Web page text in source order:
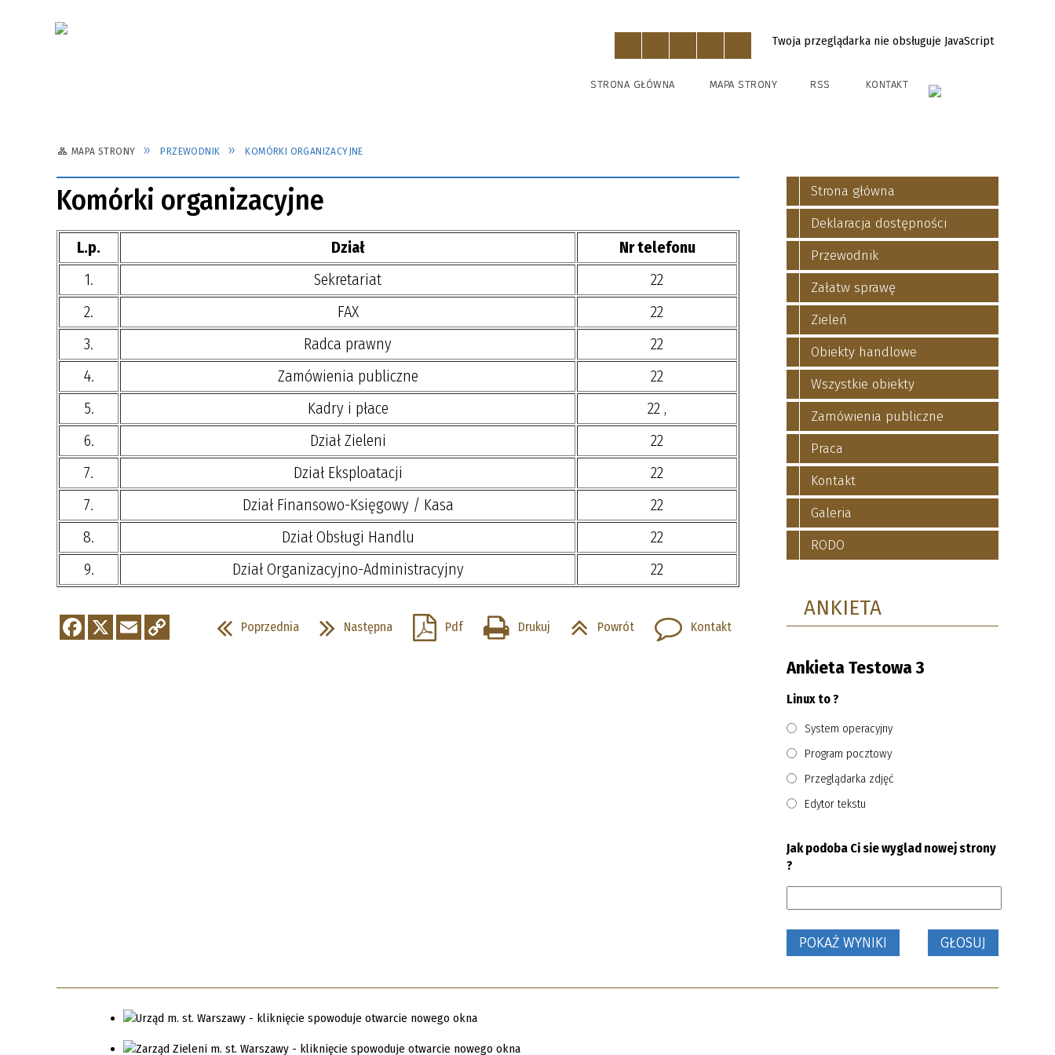
Twoja przeglądarka nie obsługuje JavaScript
STRONA GŁÓWNA MAPA STRONY RSS KONTAKT
MAPA STRONY PRZEWODNIK KOMÓRKI ORGANIZACYJNE
Komórki organizacyjne
L.p. Dział
Nr telefonu
1.
Sekretariat
22
2.
FAX
22
3.
Radca prawny
22
4.
Zamówienia publiczne
22
5.
Kadry i płace 22 ,
6.
Dział Zieleni
22
7.
Dział Eksploatacji
22
7.
Dział Finansowo-Księgowy / Kasa
22
8.
Dział Obsługi Handlu
22
9.
Dział Organizacyjno-Administracyjny 22
Poprzednia Następna Pdf Drukuj Powrót Kontakt
Strona główna
Deklaracja dostępności
Przewodnik
Załatw sprawę
Zieleń
Obiekty handlowe
Wszystkie obiekty
Zamówienia publiczne
Praca
Kontakt
Galeria
RODO
ANKIETA
Ankieta Testowa 3
Linux to ?
System operacyjny
Program pocztowy
Przeglądarka zdjęć
Edytor tekstu
Jak podoba Ci sie wyglad nowej strony
?